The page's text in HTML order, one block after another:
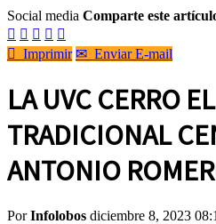
Social media Comparte este
    
 Imprimir ✉ Enviar E-mail
LA UVC CERRO
TRADICIONAL
ANTONIO
PorInfolobos diciembre 8, 2023